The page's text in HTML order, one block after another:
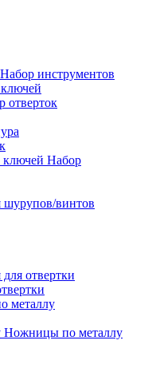
Набор инструментов
отверток
Набор
шурупов/винтов
для отвертки
металлу
Ножницы по металлу